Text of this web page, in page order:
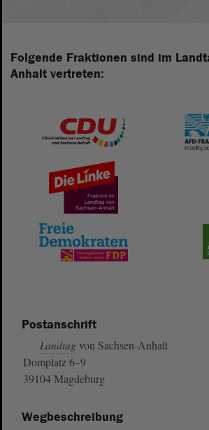
Folgende Fraktionen sind im
Anhalt vertreten:
Postanschrift
Landtag von Sachsen-Anhalt
Domplatz 6–9
39104 Magdeburg
Wegbeschreibung